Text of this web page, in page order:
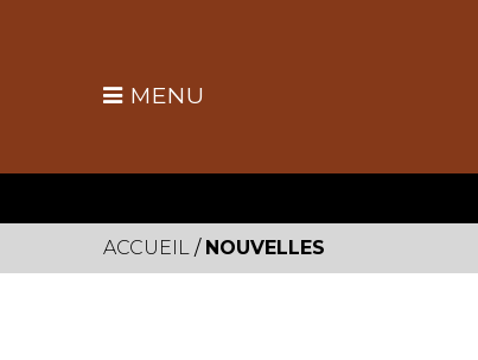
MENU
ACCUEIL / NOUVELLES